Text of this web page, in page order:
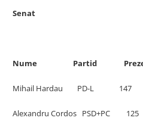
Senat
Nume Partid
Mihail Hardau PD-L
Alexandru Cordos PSD+PC